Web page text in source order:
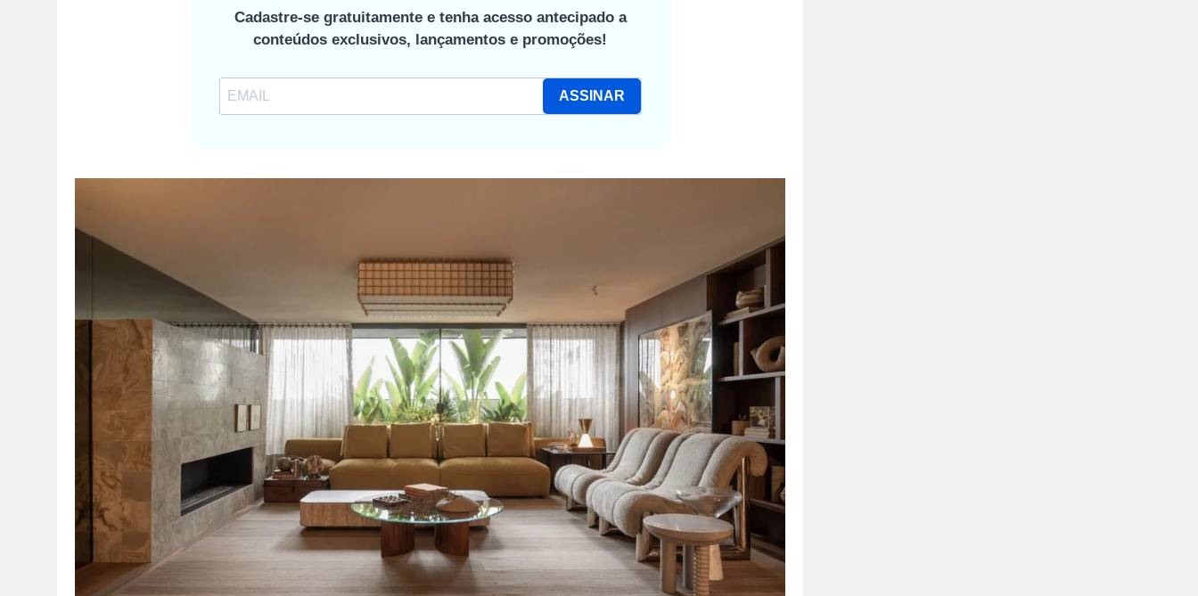
Cadastre-se gratuitamente e tenha acesso antecipado a
conteúdos exclusivos, lançamentos e promoções!
ASSINAR